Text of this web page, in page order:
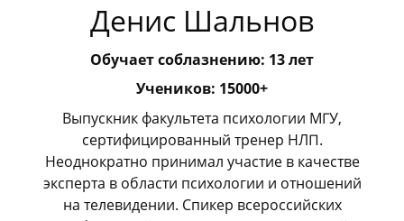
Денис Шальнов
Обучает соблазнению: 13 лет
Учеников: 15000+
Выпускник факультета психологии МГУ,
сертифицированный тренер НЛП.
Неоднократно принимал участие в качестве
эксперта в области психологии и отношений
на телевидении. Спикер всероссийских